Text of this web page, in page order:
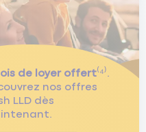
de loyer offert⁽⁴⁾.
nos offres
LLD dès